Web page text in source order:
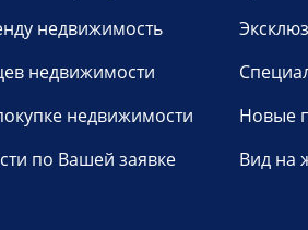
недвижимость
недвижимости
недвижимости
по Вашей заявке
Новые
Вид на